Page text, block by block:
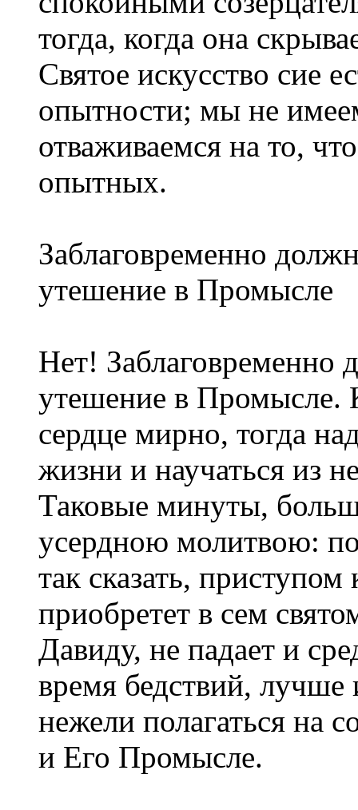
тогда, когда она
Святое искусство сие
опытности; мы не
отваживаемся на то,
опытных.
Заблаговременно
утешение в Промысле
Нет! Заблаговременно
утешение в Промысле.
сердце мирно, тогда
жизни и научаться из
Таковые минуты,
усердною молитвою:
так сказать,
приобретет в сем
Давиду, не падает и
время бедствий, лучше
нежели полагаться на
и Его Промысле.